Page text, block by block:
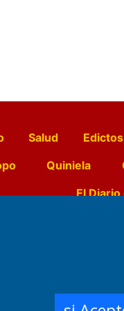
Salud Edictos
Quiniela
El Diario